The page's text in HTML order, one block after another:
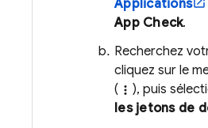
Applications
App Check.
Recherchez
cliquez sur le
( more_vert ), puis
les jetons de